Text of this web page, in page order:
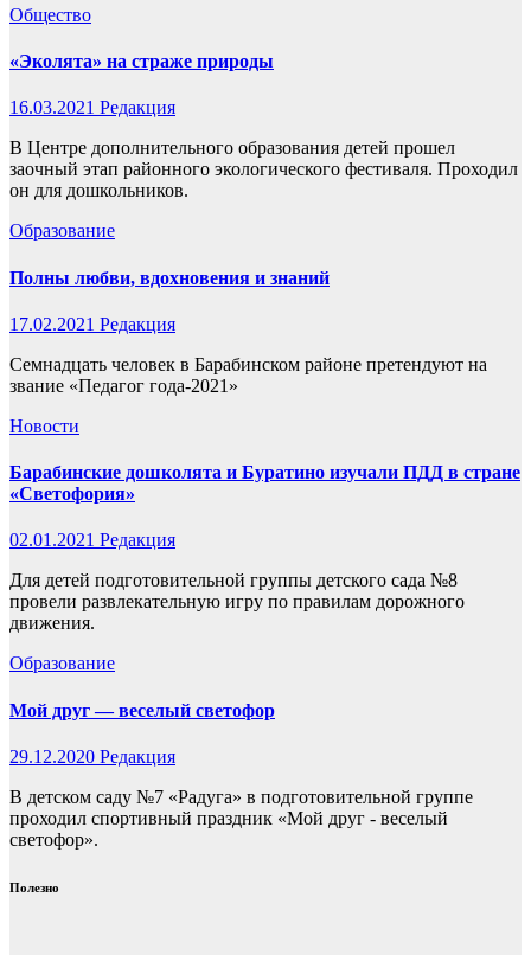
Общество
«Эколята» на страже природы
16.03.2021 Редакция
В Центре дополнительного образования детей прошел
заочный этап районного экологического фестиваля. Проходил
он для дошкольников.
Образование
Полны любви, вдохновения и знаний
17.02.2021 Редакция
Семнадцать человек в Барабинском районе претендуют на
звание «Педагог года-2021»
Новости
Барабинские дошколята и Буратино изучали ПДД в стране
«Светофория»
02.01.2021 Редакция
Для детей подготовительной группы детского сада №8
провели развлекательную игру по правилам дорожного
движения.
Образование
Мой друг — веселый светофор
29.12.2020 Редакция
В детском саду №7 «Радуга» в подготовительной группе
проходил спортивный праздник «Мой друг - веселый
светофор».
Полезно